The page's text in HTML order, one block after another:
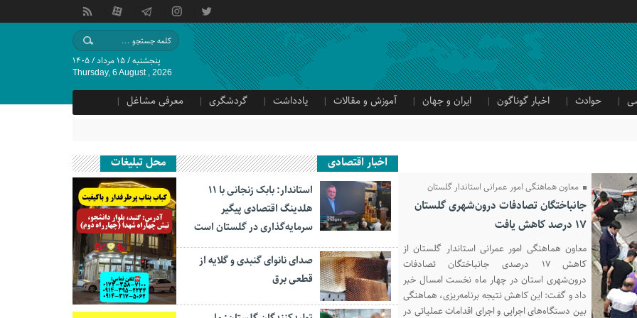
پنجشنبه / ۱۵ مرداد / ۱۴۰۵
Thursday, 6 August , 2026
حوادث اخبار گوناگون ایران و جهان آموزش و مقالات یادداشت گردشگری
معرفی مشاغل
معاون هماهنگی امور عمرانی استاندار گلستان
جانباختگان تصادفات درون‌شهری گلستان
۱۷ درصد کاهش یافت
معاون هماهنگی امور عمرانی استاندار گلستان از
کاهش ۱۷ درصدی جانباختگان تصادفات
درون‌شهری استان در چهار ماه نخست امسال خبر
داد و گفت: این کاهش نتیجه برنامه‌ریزی، هماهنگی
بین دستگاه‌های اجرایی و اجرای اقدامات عملیاتی در
اخبار اقتصادی
استاندار: بابک زنجانی با ۱۱
هلدینگ اقتصادی پیگیر
سرمایه‌گذاری در گلستان است
صدای نانوای گنبدی و گلایه از
قطعی برق
محل تبلیغات